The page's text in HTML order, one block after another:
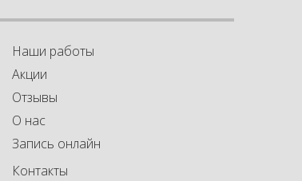
Наши работы
Акции
Отзывы
О нас
Запись онлайн
Контакты